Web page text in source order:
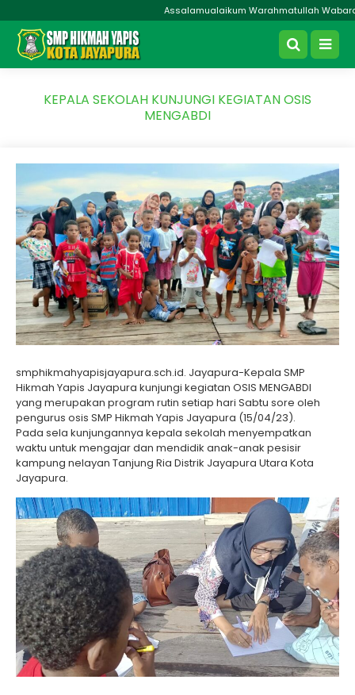
Assalamualaikum Warahmatullah
KEPALA SEKOLAH KUNJUNGI KEGIATAN OSIS
MENGABDI
smphikmahyapisjayapura.sch.id. Jayapura-Kepala SMP
Hikmah Yapis Jayapura kunjungi kegiatan OSIS MENGABDI
yang merupakan program rutin setiap hari Sabtu sore oleh
pengurus osis SMP Hikmah Yapis Jayapura (15/04/23).
Pada sela kunjungannya kepala sekolah menyempatkan
waktu untuk mengajar dan mendidik anak-anak pesisir
kampung nelayan Tanjung Ria Distrik Jayapura Utara Kota
Jayapura.